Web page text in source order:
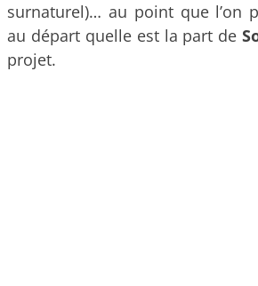
surnaturel)… au point que l’on
au départ quelle est la part de
projet.